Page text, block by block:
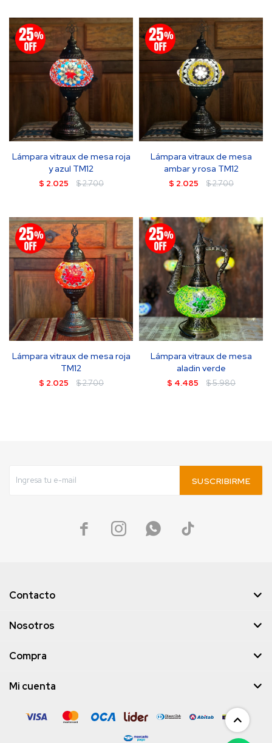
Lámpara vitraux de mesa roja
y azul TM12
$ 2.025 $2.700
Lámpara vitraux de mesa
ambar y rosa TM12
$ 2.025 $2.700
Lámpara vitraux de mesa roja
TM12
$ 2.025 $2.700
Lámpara vitraux de mesa
aladin verde
$ 4.485 $5.980
SUSCRIBIRME
   
Contacto
Nosotros
Compra
Mi cuenta